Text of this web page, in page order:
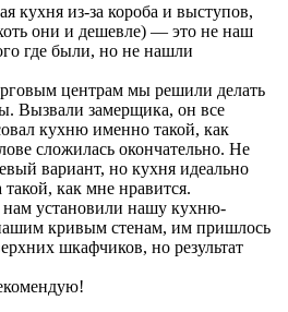
кухня из-за короба и выступов,
они и дешевле) — это не наш
где были, но не нашли
центрам мы решили делать
Вызвали замерщика, он все
кухню именно такой, как
сложилась окончательно. Не
вариант, но кухня идеально
как мне нравится.
установили нашу кухню-
кривым стенам, им пришлось
шкафчиков, но результат